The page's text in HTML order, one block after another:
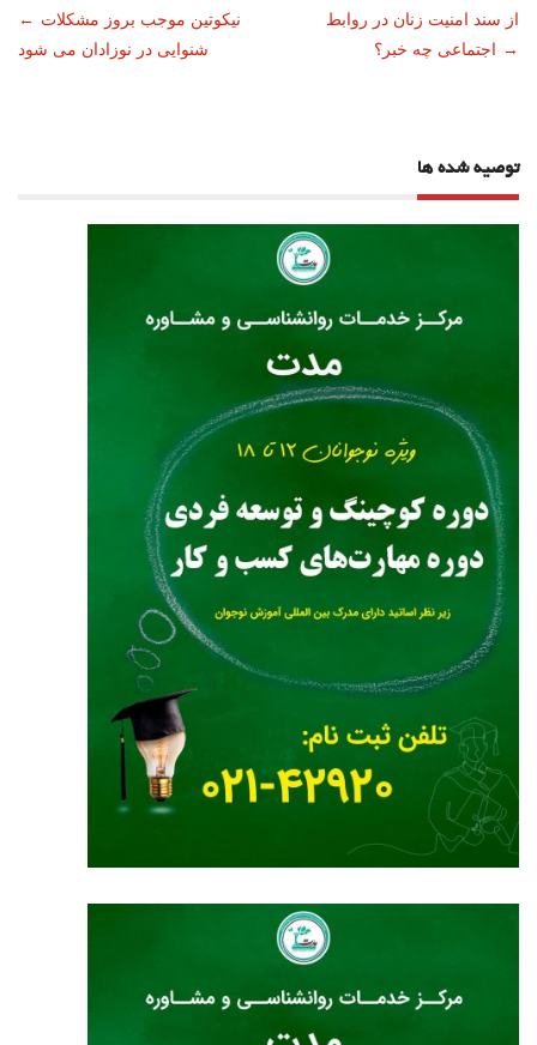
ناوبری
نوشته
← نیکوتین موجب بروز مشکلات
شنوایی در نوزادان می شود
از سند امنیت زنان در روابط
اجتماعی چه خبر؟ →
توصیه شده ها